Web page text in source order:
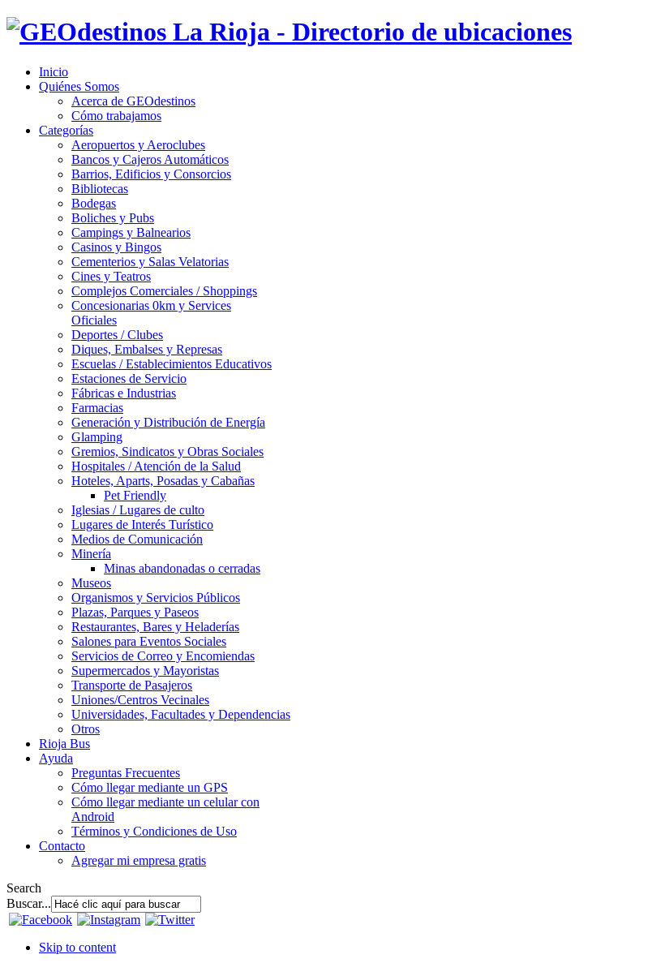
Inicio
Quiénes Somos
Acerca de GEOdestinos
Cómo trabajamos
Categorías
Aeropuertos y Aeroclubes
Bancos y Cajeros Automáticos
Barrios, Edificios y Consorcios
Bibliotecas
Bodegas
Boliches y Pubs
Campings y Balnearios
Casinos y Bingos
Cementerios y Salas Velatorias
Cines y Teatros
Complejos Comerciales / Shoppings
Concesionarias 0km y Services
Oficiales
Deportes / Clubes
Diques, Embalses y Represas
Escuelas / Establecimientos Educativos
Estaciones de Servicio
Fábricas e Industrias
Farmacias
Generación y Distribución de Energía
Glamping
Gremios, Sindicatos y Obras Sociales
Hospitales / Atención de la Salud
Hoteles, Aparts, Posadas y Cabañas
Pet Friendly
Iglesias / Lugares de culto
Lugares de Interés Turístico
Medios de Comunicación
Minería
Minas abandonadas o cerradas
Museos
Organismos y Servicios Públicos
Plazas, Parques y Paseos
Restaurantes, Bares y Heladerías
Salones para Eventos Sociales
Servicios de Correo y Encomiendas
Supermercados y Mayoristas
Transporte de Pasajeros
Uniones/Centros Vecinales
Universidades, Facultades y Dependencias
Otros
Rioja Bus
Ayuda
Preguntas Frecuentes
Cómo llegar mediante un GPS
Cómo llegar mediante un celular con
Android
Términos y Condiciones de Uso
Contacto
Agregar mi empresa gratis
Search
Buscar...
Skip to content